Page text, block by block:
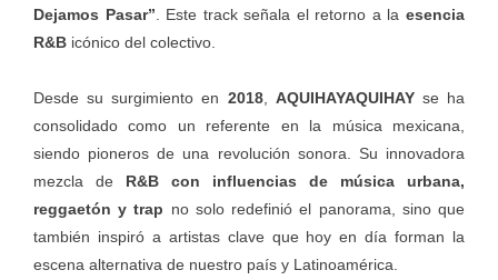
Dejamos Pasar”. Este track señala el retorno a laesencia
R&B icónico del colectivo.
Desde su surgimiento en 2018, AQUIHAYAQUIHAY se ha
consolidado como un referente en la música mexicana,
siendo pioneros de una revolución sonora. Su innovadora
mezcla de R&B con influencias de música urbana,
reggaetón y trap no solo redefinió el panorama, sino que
también inspiró a artistas clave que hoy en día forman la
escena alternativa de nuestro país y Latinoamérica.